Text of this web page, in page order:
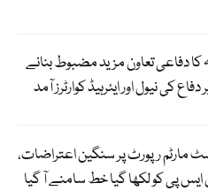
کا دفاعی تعاون مزید مضبوط بنانے
کی نیول اور ایئرہیڈ کوارٹرز آمد
مارٹم رپورٹ پر سنگین اعتراضات،
پی کو لکھا گیا خط سامنے آ گیا